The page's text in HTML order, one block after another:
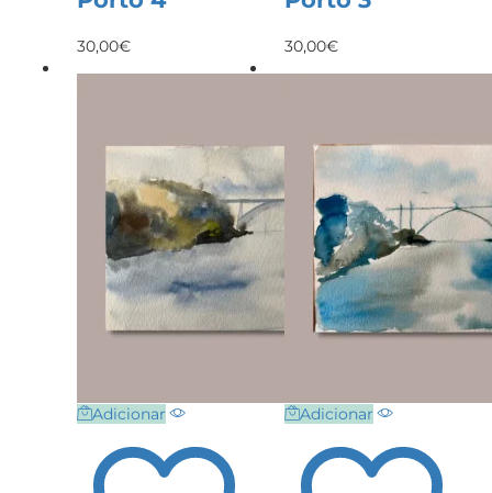
30,00€ 30,00€
Adicionar Adicionar